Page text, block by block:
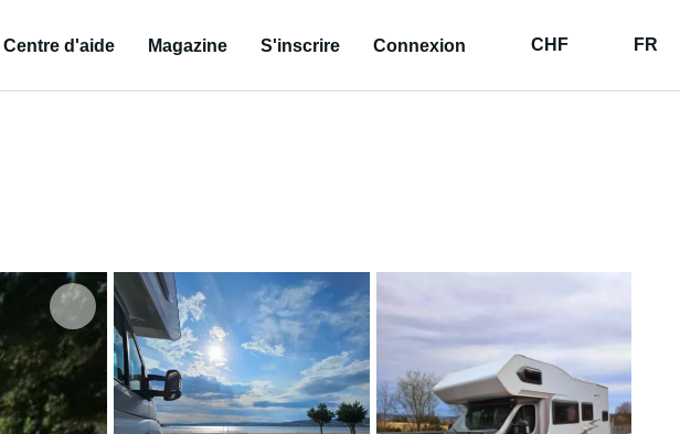
Centre d'aide Magazine S'inscrire Connexion CHF FR